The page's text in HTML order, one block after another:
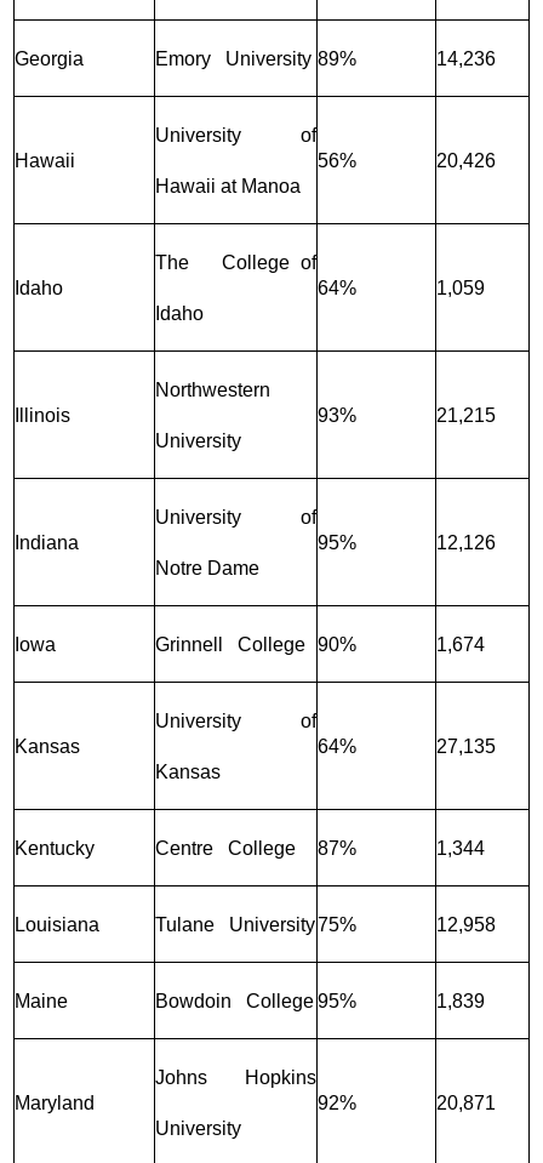
Georgia Emory University 89% 14,236
Hawaii
University of
Hawaii at Manoa
56% 20,426
Idaho
The College of
Idaho
64% 1,059
Illinois
Northwestern
University
93% 21,215
Indiana
University of
Notre Dame
95% 12,126
Iowa Grinnell College 90% 1,674
Kansas
University of
Kansas
64% 27,135
Kentucky Centre College 87% 1,344
Louisiana Tulane University75% 12,958
Maine Bowdoin College95% 1,839
Maryland
Johns Hopkins
University
92% 20,871